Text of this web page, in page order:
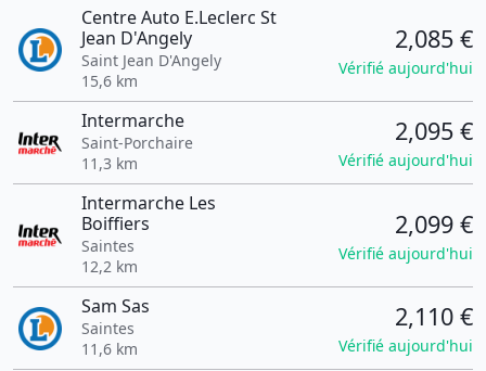
Centre Auto E.Leclerc St
Jean D'Angely
Saint Jean D'Angely
15,6 km
2,085 €
Vérifié aujourd'hui
Intermarche
Saint-Porchaire
11,3 km
2,095 €
Vérifié aujourd'hui
Intermarche Les
Boiffiers
Saintes
12,2 km
2,099 €
Vérifié aujourd'hui
Sam Sas
Saintes
11,6 km
2,110 €
Vérifié aujourd'hui